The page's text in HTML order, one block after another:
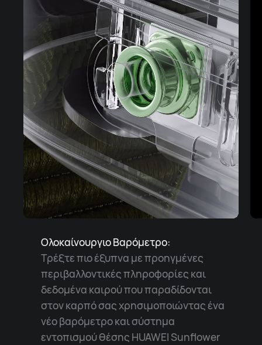
Ολοκαίνουργιο Βαρόμετρο:
Τρέξτε πιο έξυπνα με προηγμένες
περιβαλλοντικές πληροφορίες και
δεδομένα καιρού που παραδίδονται
στον καρπό σας χρησιμοποιώντας ένα
νέο βαρόμετρο και σύστημα
εντοπισμού θέσης HUAWEI Sunflower